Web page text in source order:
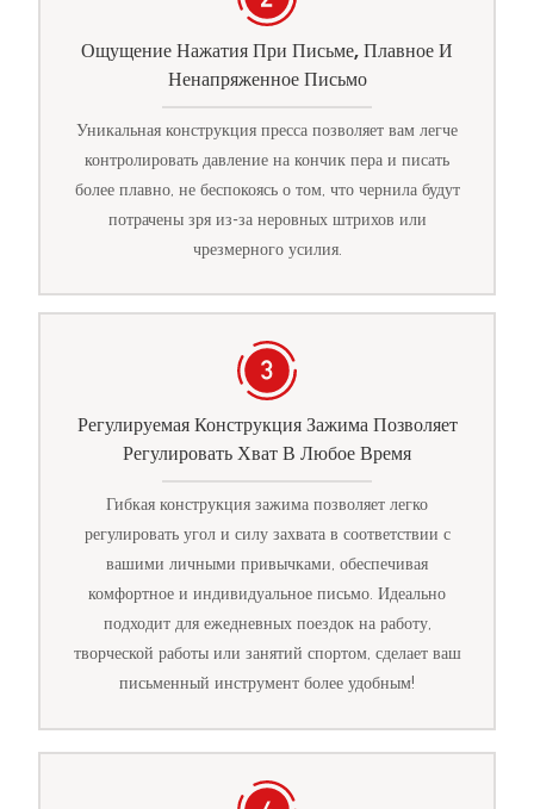
Ощущение Нажатия При Письме, Плавное И
Ненапряженное Письмо
Уникальная конструкция пресса позволяет вам легче
контролировать давление на кончик пера и писать
более плавно, не беспокоясь о том, что чернила будут
потрачены зря из-за неровных штрихов или
чрезмерного усилия.
Регулируемая Конструкция Зажима Позволяет
Регулировать Хват В Любое Время
Гибкая конструкция зажима позволяет легко
регулировать угол и силу захвата в соответствии с
вашими личными привычками, обеспечивая
комфортное и индивидуальное письмо. Идеально
подходит для ежедневных поездок на работу,
творческой работы или занятий спортом, сделает ваш
письменный инструмент более удобным!